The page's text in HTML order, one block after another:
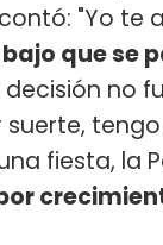
"Yo te
que se
decisión no
fiesta, la